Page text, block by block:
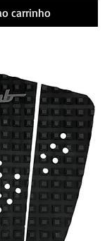
carrinho